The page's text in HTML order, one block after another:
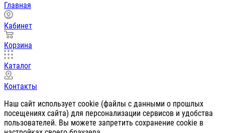
Главная
Кабинет
Корзина
Каталог
Контакты
Наш сайт использует cookie (файлы с данными о прошлых
посещениях сайта) для персонализации сервисов и удобства
пользователей. Вы можете запретить сохранение cookie в